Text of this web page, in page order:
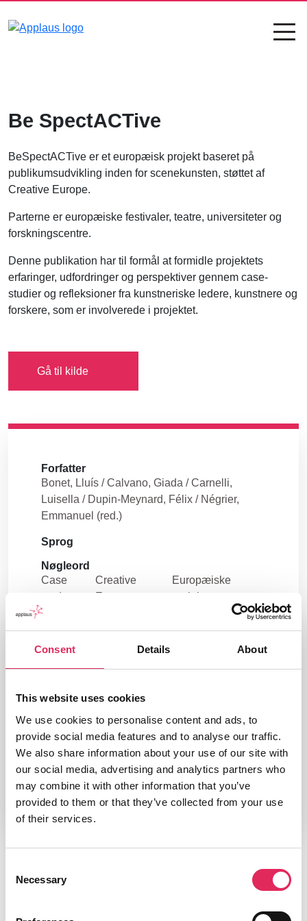
Consent Details About
This website uses cookies
We use cookies to personalise content and ads, to
provide social media features and to analyse our traffic.
We also share information about your use of our site with
our social media, advertising and analytics partners who
may combine it with other information that you’ve
provided to them or that they’ve collected from your use
of their services.
Selection
Necessary
Be SpectACTive
BeSpectACTive er et europæisk projekt baseret på
publikumsudvikling inden for scenekunsten, støttet af
Creative Europe.
Parterne er europæiske festivaler, teatre, universiteter og
forskningscentre.
Denne publikation har til formål at formidle projektets
erfaringer, udfordringer og perspektiver gennem case-
studier og refleksioner fra kunstneriske ledere, kunstnere og
forskere, som er involverede i projektet.
Gå til kilde
Forfatter
Bonet, Lluís / Calvano, Giada / Carnelli,
Luisella / Dupin-Meynard, Félix / Négrier,
Emmanuel (red.)
Sprog
Nøgleord
Case
study
Creative
Europe
Europæiske
projekter
Type
Formidlingsartikel
Udgiver/forlag
Editoria & Spettacolo